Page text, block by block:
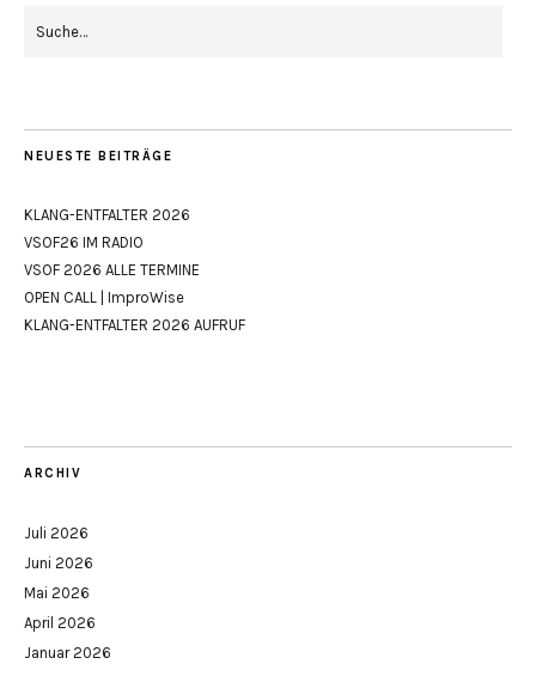
NEUESTE BEITRÄGE
KLANG-ENTFALTER 2026
VSOF26 IM RADIO
VSOF 2026 ALLE TERMINE
OPEN CALL | ImproWise
KLANG-ENTFALTER 2026 AUFRUF
ARCHIV
Juli 2026
Juni 2026
Mai 2026
April 2026
Januar 2026